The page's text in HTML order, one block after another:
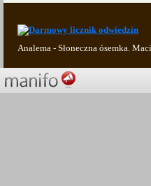
Analema - Słoneczna ósemka.